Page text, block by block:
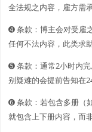
全法规之内容，雇方需
➍ 条款：博主会对受雇
任何不法内容，此类求
➎ 条款：通常2小时内
别疑难的会提前告知在
➏ 条款：若包含多册（
就包含上下册内容，而